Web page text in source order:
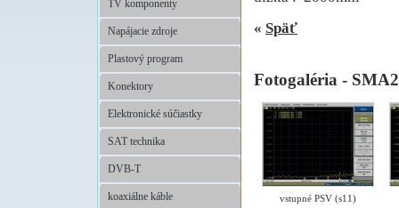
TV komponenty
Napájacie zdroje
Plastový program
Konektory
Elektronické súčiastky
SAT technika
DVB-T
koaxiálne káble
« Späť
Fotogaléria -
vstupné PSV (s11)